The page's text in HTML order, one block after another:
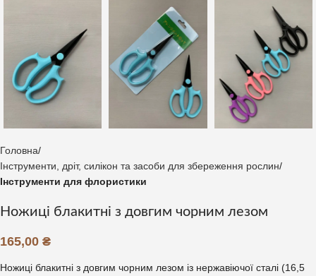
Головна
Інструменти, дріт, силікон та засоби для збереження рослин
Інструменти для флористики
Ножиці блакитні з довгим чорним лезом
165,00 ₴
Ножиці блакитні з довгим чорним лезом із нержавіючої сталі (16,5